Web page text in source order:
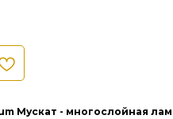
Мускат - многослойная